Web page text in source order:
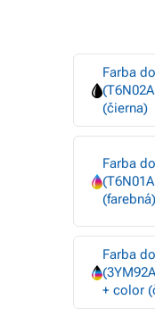
Farba
(čierna)
Farba
(farebná)
Farba
+ color